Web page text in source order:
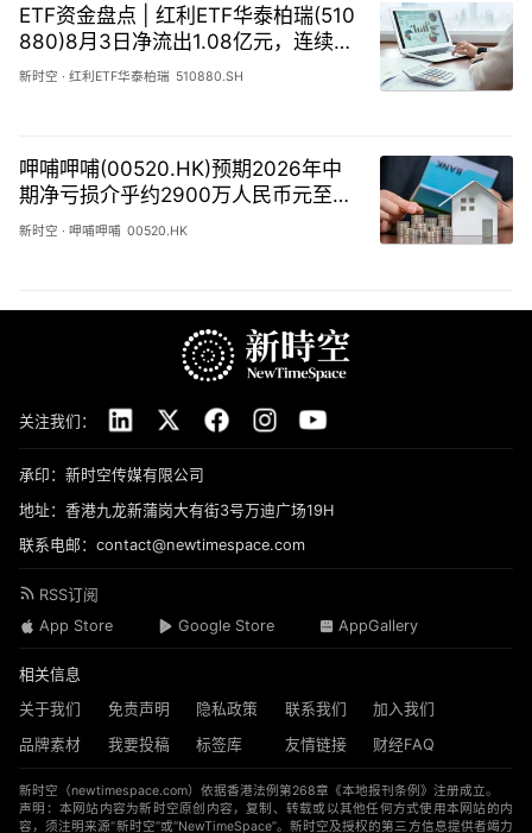
ETF资金盘点 | 红利ETF华泰柏瑞(510
880)8月3日净流出1.08亿元，连续6
天累计流出25.81亿元
新时空 ·红利ETF华泰柏瑞 510880.SH
呷哺呷哺(00520.HK)预期2026年中
期净亏损介乎约2900万人民币元至39
00万人民币元
新时空 ·呷哺呷哺 00520.HK
关注我们：
承印：新时空传媒有限公司
地址：香港九龙新蒲岗大有街3号万迪广场19H
联系电邮：contact@newtimespace.com
RSS订阅
App Store
Google Store AppGallery
相关信息
关于我们
免责声明 隐私政策 联系我们
加入我们
品牌素材
我要投稿 标签库 友情链接 财经FAQ
新时空（newtimespace.com）依据香港法例第268章《本地报刊条例》注册成立。
声明：本网站内容为新时空原创内容，复制、转载或以其他任何方式使用本网站的内
容，须注明来源“新时空”或“NewTimeSpace”。新时空及授权的第三方信息提供者竭力